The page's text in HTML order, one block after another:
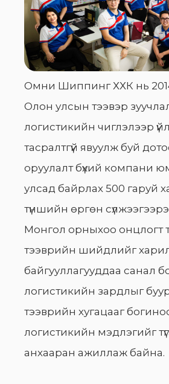
Омни Шиппинг ХХК нь
Олон улсын тээвэр
логистикийн чиглэлээр
тасралтгүй явуулж буй
оруулалт бүхий компани
улсад байрлах 500 гаруй
түншийн өргөн
Монгол орныхоо онцлогт
тээврийн шийдлийг
байгууллагууддаа санал
логистикийн зардлыг
тээврийн хугацааг
логистикийн мэдлэгийг
анхааран ажиллаж байна.